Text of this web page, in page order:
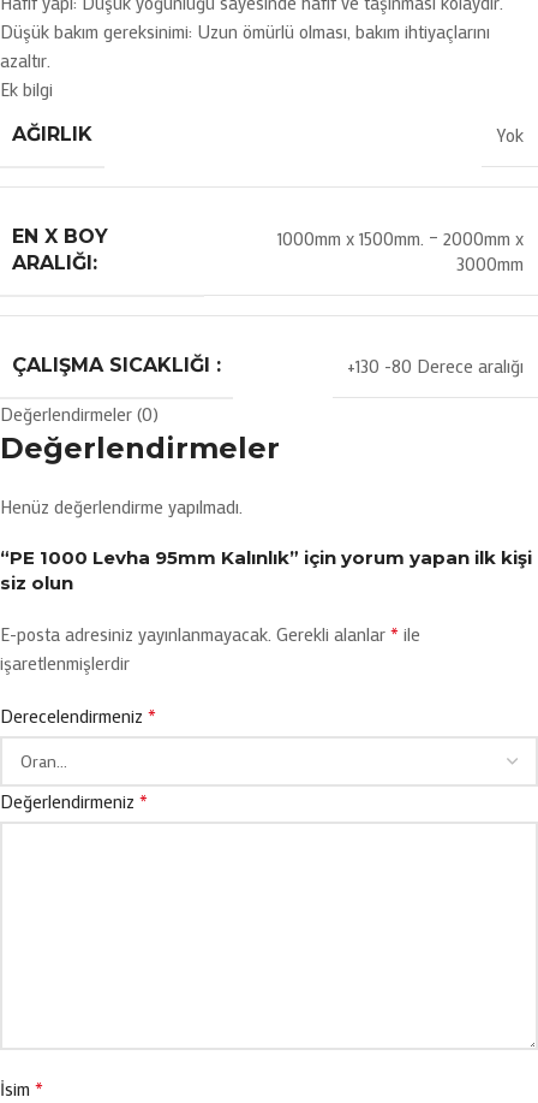
Düşük bakım gereksinimi: Uzun ömürlü olması, bakım ihtiyaçlarını
azaltır.
Ek bilgi
AĞIRLIK Yok
EN X BOY
ARALIĞI:
1000mm x 1500mm. – 2000mm x
3000mm
ÇALIŞMA SICAKLIĞI :
+130 -80 Derece aralığı
Değerlendirmeler (0)
Değerlendirmeler
Henüz değerlendirme yapılmadı.
“PE 1000 Levha 95mm Kalınlık” için yorum yapan ilk kişi
siz olun
E-posta adresiniz yayınlanmayacak. Gerekli alanlar * ile
işaretlenmişlerdir
Derecelendirmeniz *
Değerlendirmeniz *
İsim *